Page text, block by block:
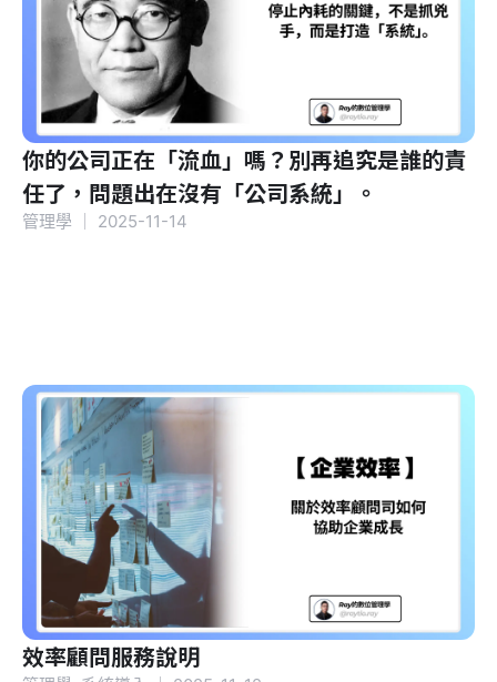
你的公司正在「流血」嗎？別再追究是誰的責
任了，問題出在沒有「公司系統」。
管理學 2025-11-14
效率顧問服務說明